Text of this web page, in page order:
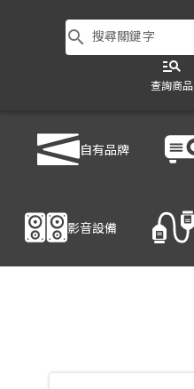
search 搜尋關鍵字
manage_search
查詢商品
自有品牌
影音設備
產品細節